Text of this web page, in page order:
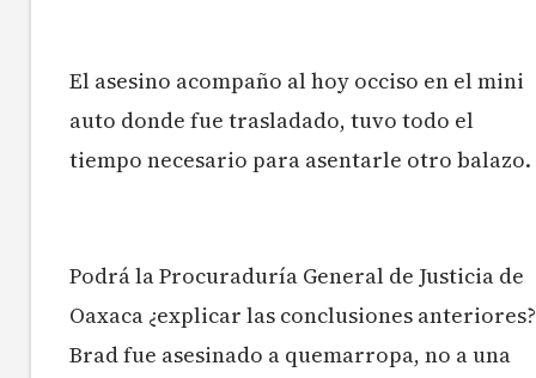
El asesino acompaño al hoy occiso en el mini
auto donde fue trasladado, tuvo todo el
tiempo necesario para asentarle otro balazo.
Podrá la Procuraduría General de Justicia de
Oaxaca ¿explicar las conclusiones anteriores?
Brad fue asesinado a quemarropa, no a una